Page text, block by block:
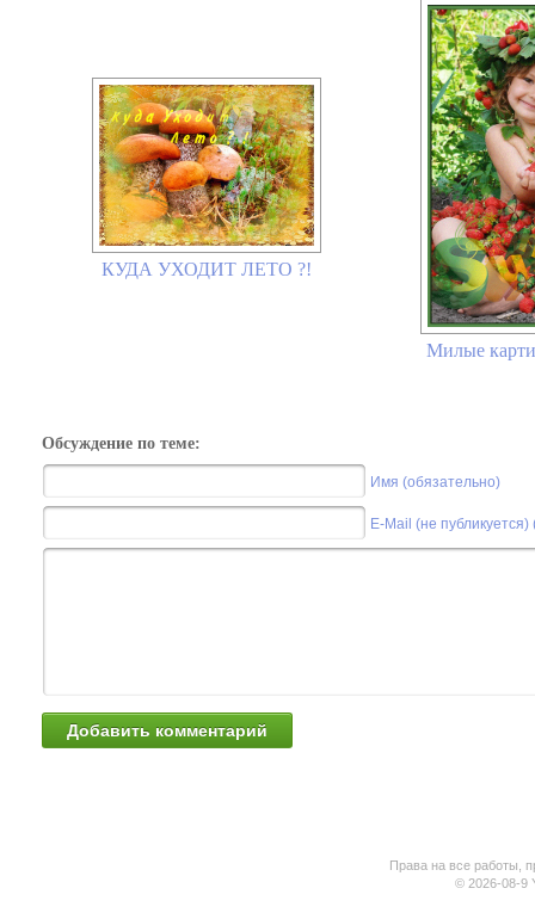
КУДА УХОДИТ ЛЕТО ?!
Милые
Обсуждение по теме:
Имя (обязательно)
E-Mail (не
Права на все работы,
© 2026-08-9